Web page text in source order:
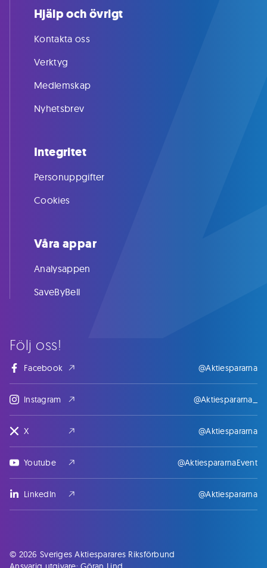
Följ oss!
Facebook @Aktiespararna
Instagram @Aktiespararna_
X @Aktiespararna
Youtube @AktiespararnaEvent
LinkedIn @Aktiespararna
Hjälp och övrigt
Kontakta oss
Verktyg
Medlemskap
Nyhetsbrev
Integritet
Personuppgifter
Cookies
Våra appar
Analysappen
SaveByBell
© 2026 Sveriges Aktiesparares Riksförbund